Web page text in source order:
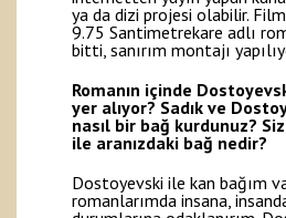
ya da dizi projesi olabilir.
9.75 Santimetrekare adlı
bitti, sanırım montajı
Romanın içinde
yer alıyor? Sadık ve
nasıl bir bağ kurdunuz?
ile aranızdaki bağ nedir?
Dostoyevski ile kan bağım
romanlarımda insana,